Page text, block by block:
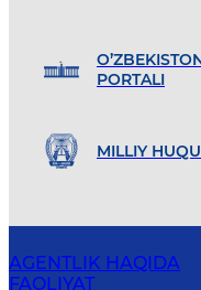
PORTALI
MILLIY
AGENTLIK HAQIDA
FAOLIYAT